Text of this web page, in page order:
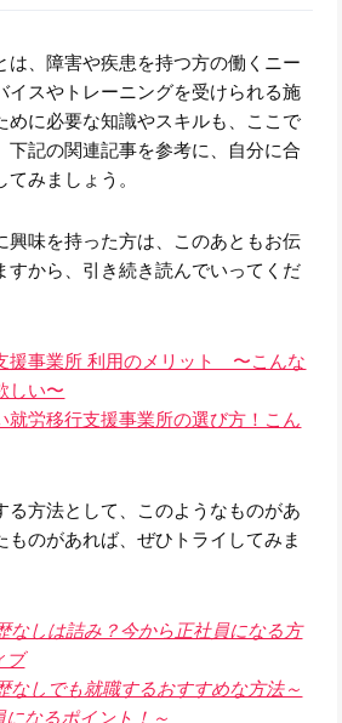
は、障害や疾患を持つ方の働くニー
イスやトレーニングを受けられる施
めに必要な知識やスキルも、ここで
下記の関連記事を参考に、自分に合
みましょう。
興味を持った方は、このあともお伝
すから、引き続き読んでいってくだ
援事業所 利用のメリット 〜こんな
しい〜
就労移行支援事業所の選び方！こん
る方法として、このようなものがあ
ものがあれば、ぜひトライしてみま
なしは詰み？今から正社員になる方
ブ
なしでも就職するおすすめな方法～
なるポイント！～